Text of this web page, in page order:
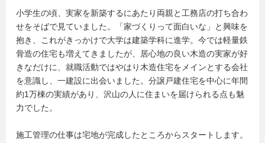
小学生の頃、実家を新築するにあたり両親と工務店の打ち合わ
せをそばで見ていました。「家づくりって面白いな」と興味を
抱き、これがきっかけで大学は建築学科に進学。今では軽量鉄
骨造の住宅も増えてきましたが、居心地の良い木造の実家が好
きなだけに、就職活動ではやはり木造住宅をメインとする会社
を意識し、一建設に出会いました。分譲戸建住宅を中心に年間
約1万棟の実績があり、沢山の人に住まいを届けられる点も魅
力でした。
施工管理の仕事は宅地が完成したところからスタートします。